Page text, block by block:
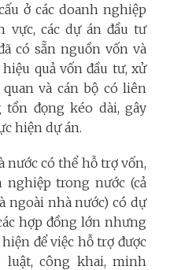
ở các doanh nghiệp
vực, các dự án đầu tư
có sẵn nguồn vốn và
quả vốn đầu tư, xử
và cán bộ có liên
tồn đọng kéo dài, gây
hiện dự án.
nước có thể hỗ trợ vốn,
nghiệp trong nước (cả
ngoài nhà nước) có dự
hợp đồng lớn nhưng
để việc hỗ trợ được
luật, công khai, minh